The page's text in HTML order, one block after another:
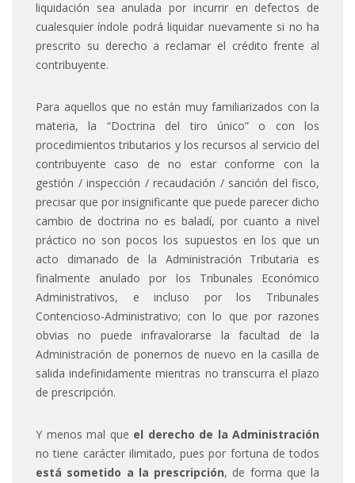
liquidación sea anulada por incurrir en defectos de
cualesquier índole podrá liquidar nuevamente si no ha
prescrito su derecho a reclamar el crédito frente al
contribuyente.
Para aquellos que no están muy familiarizados con la
materia, la “Doctrina del tiro único” o con los
procedimientos tributarios y los recursos al servicio del
contribuyente caso de no estar conforme con la
gestión / inspección / recaudación / sanción del fisco,
precisar que por insignificante que puede parecer dicho
cambio de doctrina no es baladí, por cuanto a nivel
práctico no son pocos los supuestos en los que un
acto dimanado de la Administración Tributaria es
finalmente anulado por los Tribunales Económico
Administrativos, e incluso por los Tribunales
Contencioso-Administrativo; con lo que por razones
obvias no puede infravalorarse la facultad de la
Administración de ponernos de nuevo en la casilla de
salida indefinidamente mientras no transcurra el plazo
de prescripción.
Y menos mal que el derecho de la Administración
no tiene carácter ilimitado, pues por fortuna de todos
está sometido a la prescripción, de forma que la